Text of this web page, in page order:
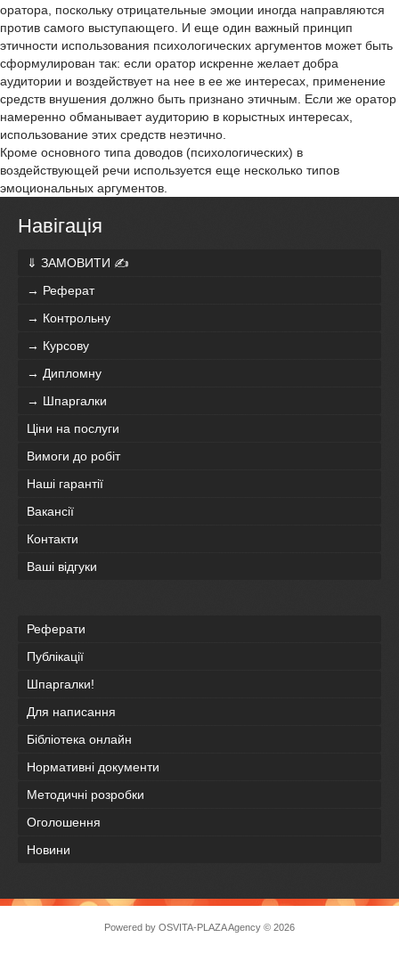
оратора, поскольку отрицательные эмоции иногда направляются
против самого выступающего. И еще один важный принцип
этичности использования психологических аргументов может быть
сформулирован так: если оратор искренне желает добра
аудитории и воздействует на нее в ее же интересах, применение
средств внушения должно быть признано этичным. Если же оратор
намеренно обманывает аудиторию в корыстных интересах,
использование этих средств неэтично.
Кроме основного типа доводов (психологических) в
воздействующей речи используется еще несколько типов
эмоциональных аргументов.
Навігація
⇓ ЗАМОВИТИ ✍
→ Реферат
→ Контрольну
→ Курсову
→ Дипломну
→ Шпаргалки
Ціни на послуги
Вимоги до робіт
Наші гарантії
Вакансії
Контакти
Ваші відгуки
Реферати
Публікації
Шпаргалки!
Для написання
Бібліотека онлайн
Нормативні документи
Методичні розробки
Оголошення
Новини
Powered by OSVITA-PLAZA Agency © 2026